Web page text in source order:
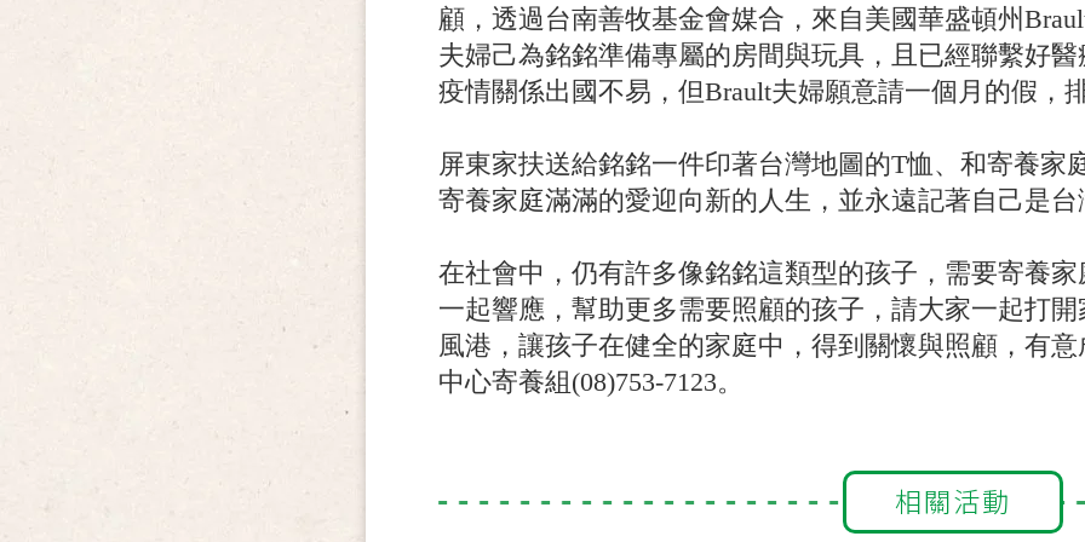
顧，透過台南善牧基金會媒合，來自美國華盛頓州
夫婦己為銘銘準備專屬的房間與玩具，且已經聯繫好
疫情關係出國不易，但Brault夫婦願意請一個月的假，
屏東家扶送給銘銘一件印著台灣地圖的T恤、和寄養家
寄養家庭滿滿的愛迎向新的人生，並永遠記著自己是
在社會中，仍有許多像銘銘這類型的孩子，需要寄養
一起響應，幫助更多需要照顧的孩子，請大家一起打
風港，讓孩子在健全的家庭中，得到關懷與照顧，有
中心寄養組(08)753-7123。
相關活動